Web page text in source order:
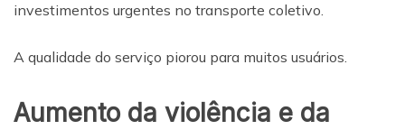
investimentos urgentes no transporte coletivo.
A qualidade do serviço piorou para muitos usuários.
Aumento da violência e da